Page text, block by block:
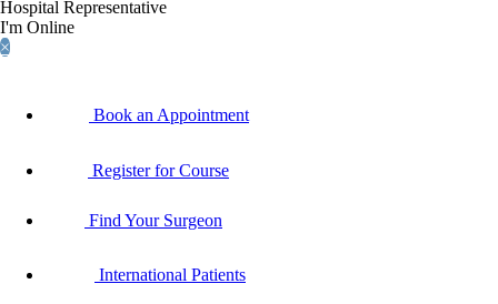
Hospital Representative
I'm Online
×
Book an Appointment
Register for Course
Find Your Surgeon
International Patients